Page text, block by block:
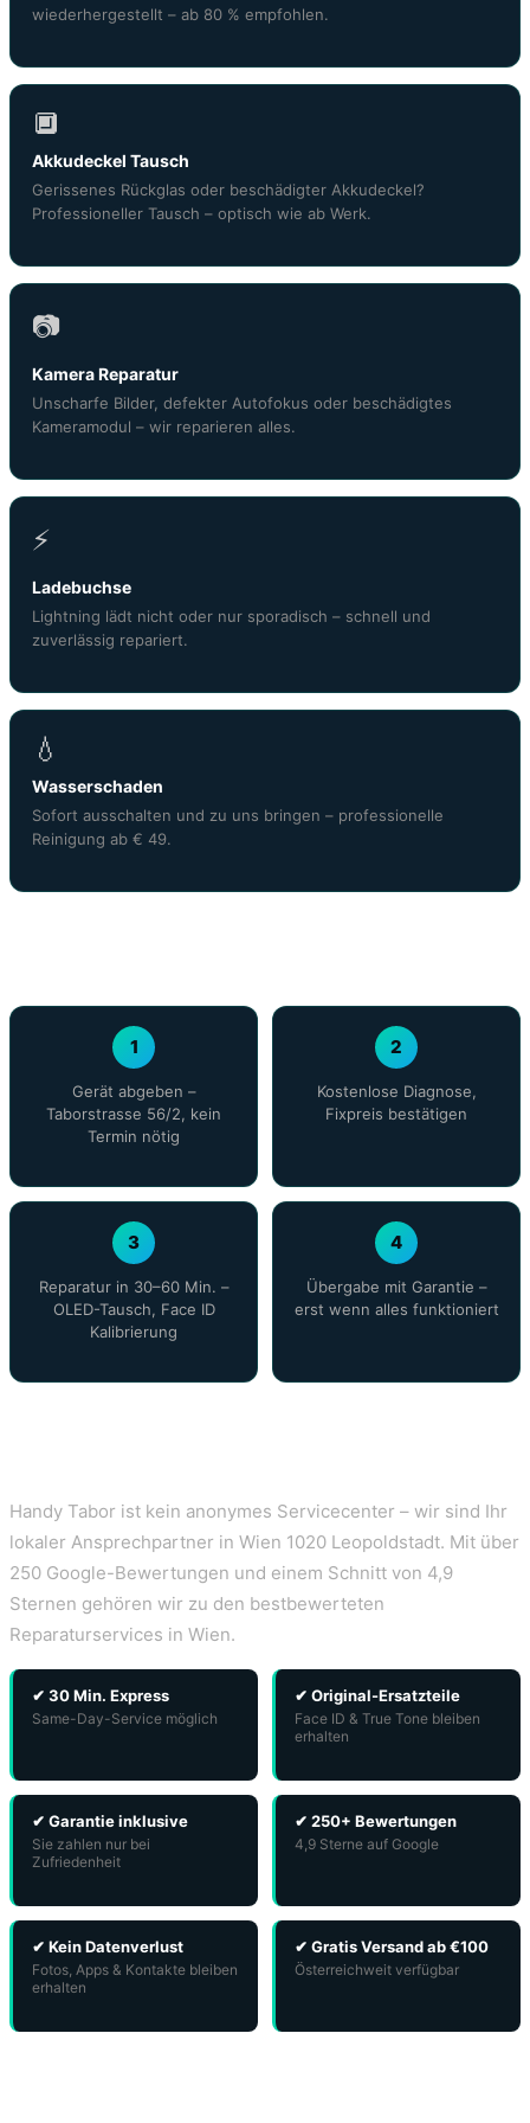
wiederhergestellt – ab 80 % empfohlen.
🔲
Akkudeckel Tausch
Gerissenes Rückglas oder beschädigter Akkudeckel?
Professioneller Tausch – optisch wie ab Werk.
📷
Kamera Reparatur
Unscharfe Bilder, defekter Autofokus oder beschädigtes
Kameramodul – wir reparieren alles.
⚡
Ladebuchse
Lightning lädt nicht oder nur sporadisch – schnell und
zuverlässig repariert.
💧
Wasserschaden
Sofort ausschalten und zu uns bringen – professionelle
Reinigung ab € 49.
1
Gerät abgeben –
Taborstrasse 56/2, kein
Termin nötig
2
Kostenlose Diagnose,
Fixpreis bestätigen
3
Reparatur in 30–60 Min. –
OLED-Tausch, Face ID
Kalibrierung
4
Übergabe mit Garantie –
erst wenn alles funktioniert
Handy Tabor ist kein anonymes Servicecenter – wir sind Ihr
lokaler Ansprechpartner in Wien 1020 Leopoldstadt. Mit über
250 Google-Bewertungen und einem Schnitt von 4,9
Sternen gehören wir zu den bestbewerteten
Reparaturservices in Wien.
✔ 30 Min. Express
Same-Day-Service möglich
✔ Original-Ersatzteile
Face ID & True Tone bleiben
erhalten
✔ Garantie inklusive
Sie zahlen nur bei
Zufriedenheit
✔ 250+ Bewertungen
4,9 Sterne auf Google
✔ Kein Datenverlust
Fotos, Apps & Kontakte bleiben
erhalten
✔ Gratis Versand ab €100
Österreichweit verfügbar